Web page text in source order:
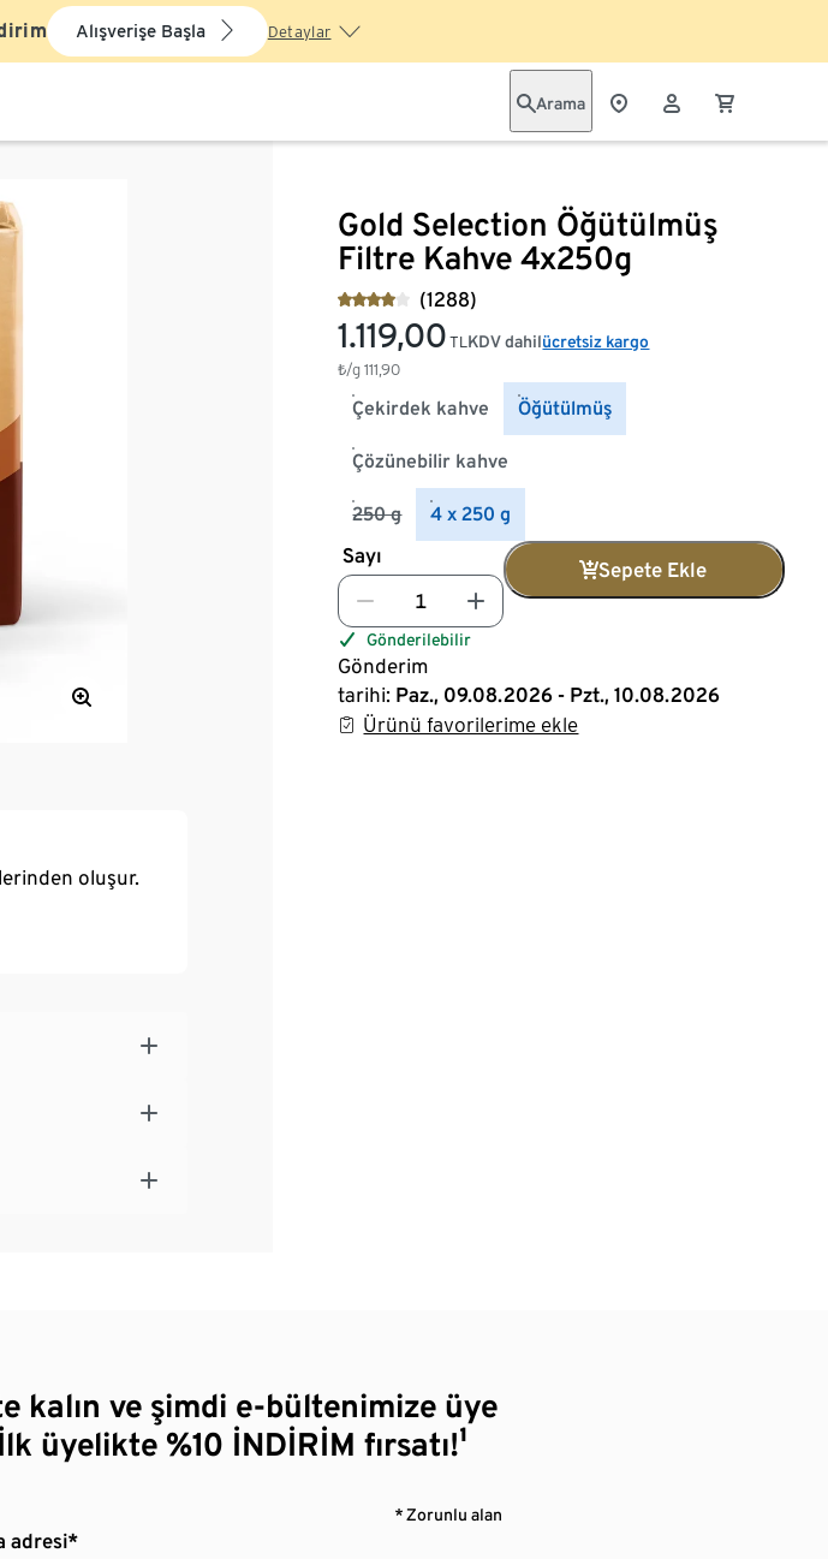
Alışverişe Başla Detaylar
Arama
Gold Selection Öğütülmüş
Filtre Kahve 4x250g
(1288)
1.119,00 TL
₺/g111,90
KDV dahilücretsiz kargo
Çekirdek kahve Öğütülmüş
Çözünebilir kahve
250 g 4 x 250 g
Sayı
Sepete Ekle
Gönderilebilir
Gönderim
tarihi: Paz., 09.08.2026 - Pzt., 10.08.2026
Ürünü favorilerime ekle
oluşur.
kalın ve şimdi e-bültenimize üye
üyelikte %10 İNDİRİM fırsatı!¹
* Zorunlu alan
adresi*